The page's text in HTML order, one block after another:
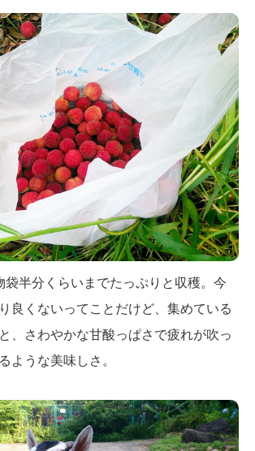
袋半分くらいまでたっぷりと収穫。今
良くないってことだけど、集めている
、さわやかな甘酸っぱさで疲れが吹っ
ような美味しさ。